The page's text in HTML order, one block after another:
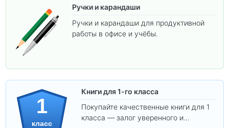
Ручки и карандаши
Ручки и карандаши для продуктивной
работы в офисе и учёбы.
1
класс
Книги для 1-го класса
Покупайте качественные книги для 1
класса — залог уверенного и